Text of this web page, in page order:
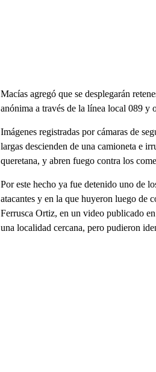
Macías agregó que se desplegarán
anónima a través de la línea local 089 y
Imágenes registradas por cámaras de
largas descienden de una camioneta e
queretana, y abren fuego contra los
Por este hecho ya fue detenido uno de
atacantes y en la que huyeron luego de
Ferrusca Ortiz, en un video publicado
una localidad cercana, pero pudieron